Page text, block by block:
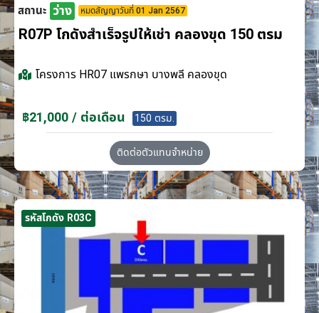
สถานะ ว่าง หมดสัญญาวันที่ 01 Jan 2567
R07P โกดังสำเร็จรูปให้เช่า คลองขุด 150 ตรม
โครงการ HR07 แพรกษา บางพลี คลองขุด
฿21,000 / ต่อเดือน 150 ตรม.
ติดต่อตัวแทนจำหน่าย
รหัสโกดัง R03C